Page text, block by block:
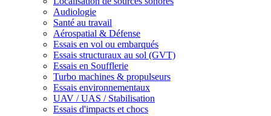
Audiologie
Santé au travail
Aérospatial & Défense
Essais en vol ou embarqués
Essais structuraux au sol (GVT)
Essais en Soufflerie
Turbo machines & propulseurs
Essais environnementaux
UAV / UAS / Stabilisation
Essais d'impacts et chocs